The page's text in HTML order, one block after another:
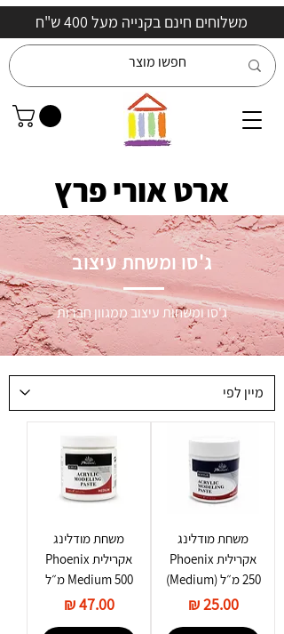
משלוחים חינם בקנייה מעל 400 ש"ח
ארט אורי פרץ
ג'סו ומשחת עיצוב
ג'סו ומשחות עיצוב ממגוון חברות
משחת מודלינג
אקרילית Phoenix
250 מ״ל (Medium)
מחיר‏25.00 ‏₪
משחת מודלינג
אקרילית Phoenix
Medium 500 מ״ל
מחיר‏47.00 ‏₪